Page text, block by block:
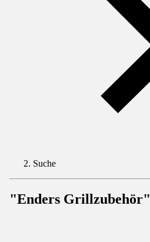
Suche
"Enders Grillzubehör"